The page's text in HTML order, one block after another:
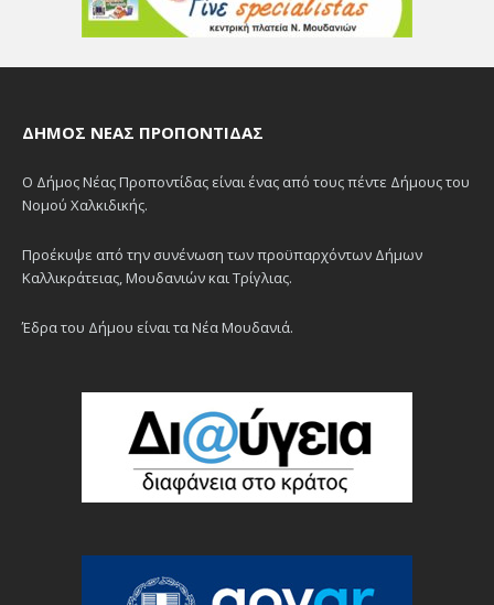
ΔΉΜΟΣ ΝΈΑΣ ΠΡΟΠΟΝΤΊΔΑΣ
Ο Δήμος Νέας Προποντίδας είναι ένας από τους πέντε Δήμους του
Νομού Χαλκιδικής.
Προέκυψε από την συνένωση των προϋπαρχόντων Δήμων
Καλλικράτειας, Μουδανιών και Τρίγλιας.
Έδρα του Δήμου είναι τα Νέα Μουδανιά.